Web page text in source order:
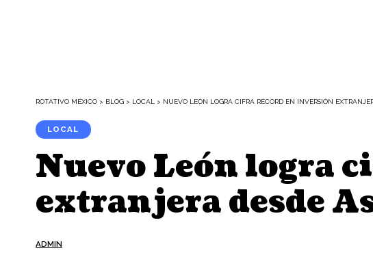
ROTATIVO MÉXICO > BLOG > LOCAL > NUEVO LEÓN LOGRA CIFRA RÉCORD EN INVERSIÓN
LOCAL
Nuevo León logra
extranjera desde
ADMIN